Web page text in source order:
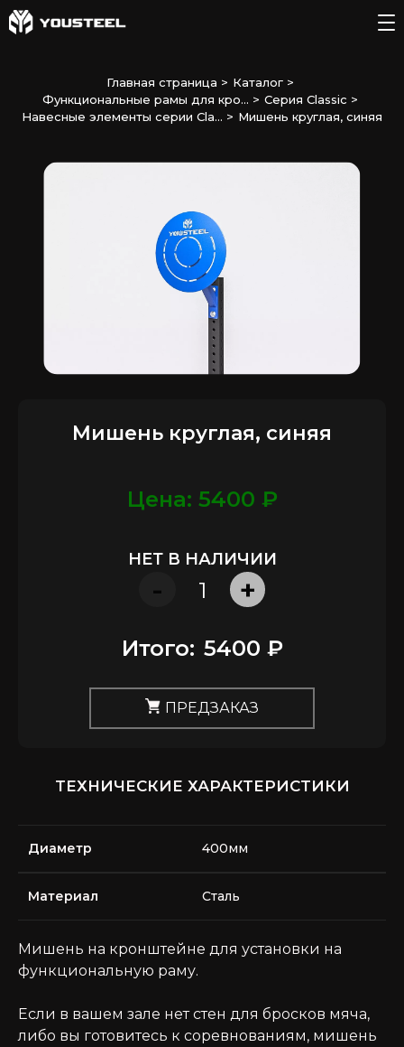
Главная страница > Каталог>
Функциональные рамы для кро... > Серия Classic >
Навесные элементы серии Cla... > Мишень круглая, синяя
Мишень круглая, синяя
Цена: 5400 ₽
НЕТ В НАЛИЧИИ
- +
Итого: 5400 ₽
ПРЕДЗАКАЗ
ТЕХНИЧЕСКИЕ ХАРАКТЕРИСТИКИ
Диаметр 400мм
Материал Сталь
Мишень на кронштейне для установки на
функциональную раму.
Если в вашем зале нет стен для бросков мяча,
либо вы готовитесь к соревнованиям, мишень